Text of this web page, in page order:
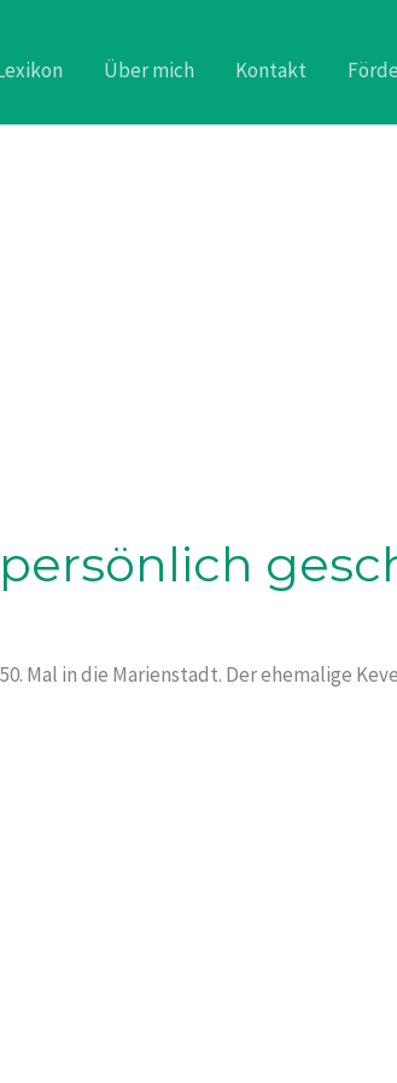
Über mich Kontakt
Mal in die Marienstadt. Der ehemalige